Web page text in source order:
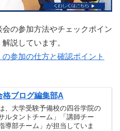
の参加方法やチェックポイン
説しています。
参加の仕方と確認ポイント
格ブログ編集部A
、大学受験予備校の四谷学院の
ルタントチーム」「講師チー
導部チーム」が担当していま